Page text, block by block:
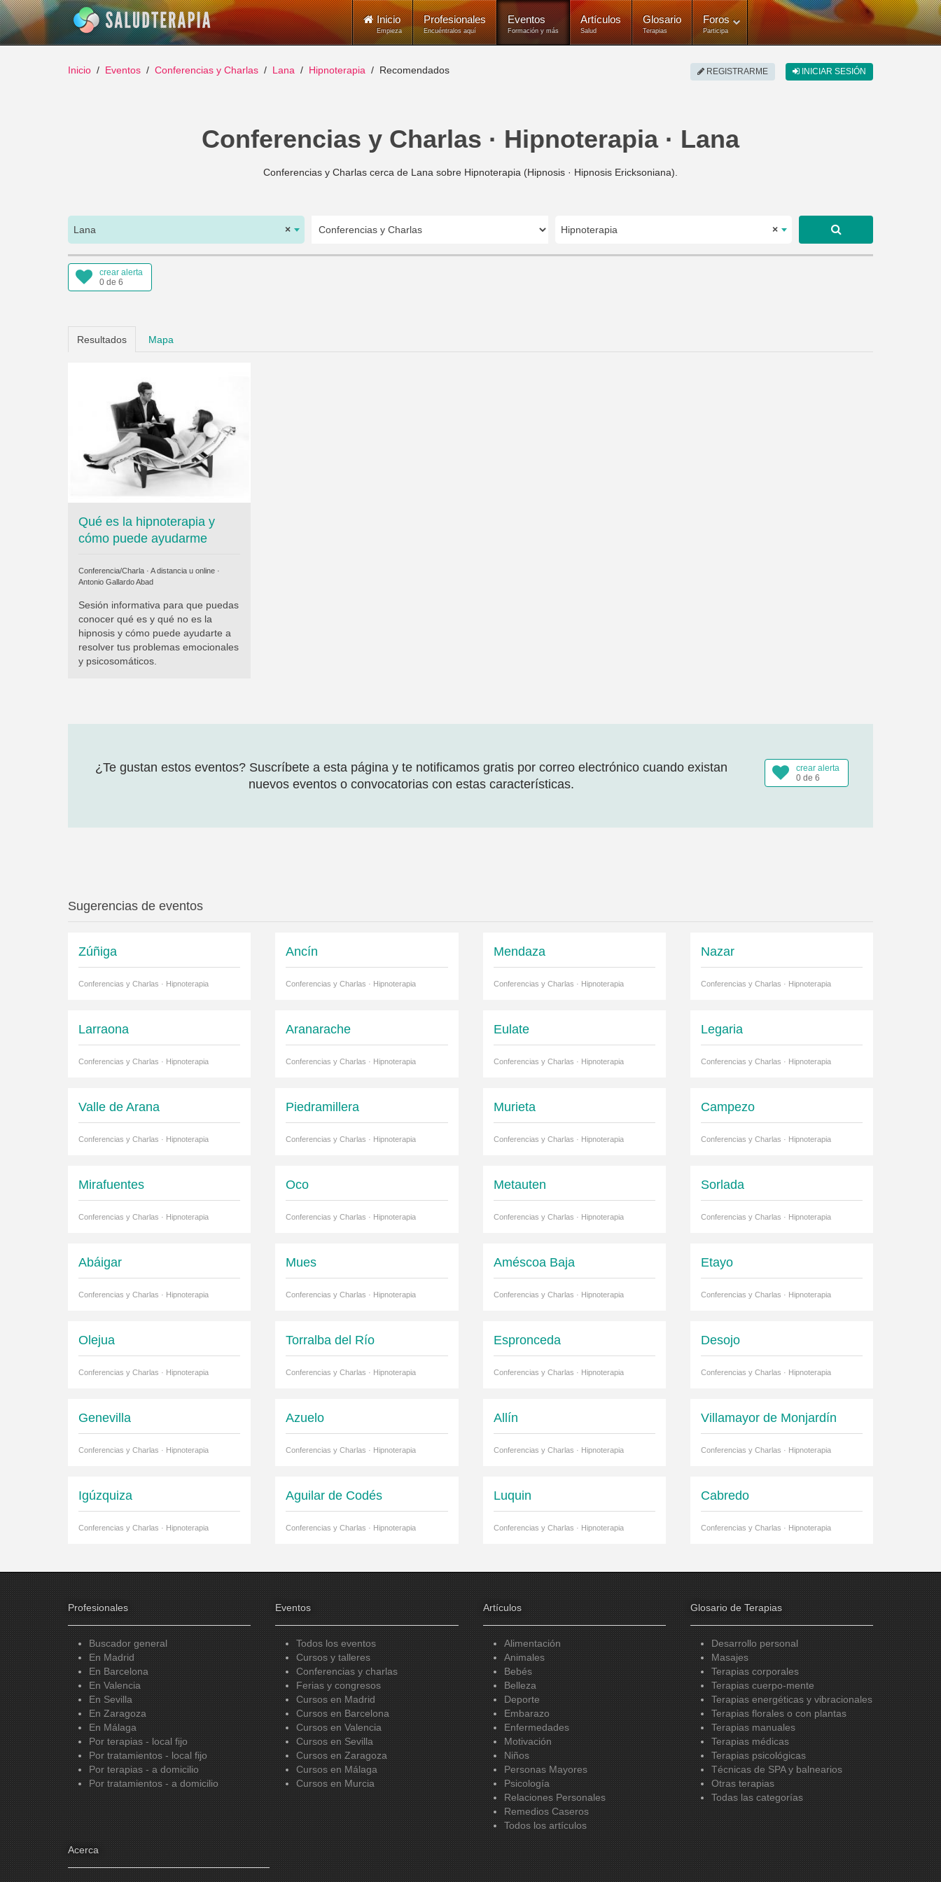
Inicio
Empieza
Profesionales
Encuéntralos aquí
Eventos
Formación y más
Artículos
Salud
Glosario
Terapias
Foros
Participa
REGISTRARME INICIAR SESIÓN
Inicio Eventos Conferencias y Charlas Lana Hipnoterapia Recomendados
Conferencias y Charlas · Hipnoterapia · Lana
Conferencias y Charlas cerca de Lana sobre Hipnoterapia (Hipnosis · Hipnosis Ericksoniana).
×
Lana ×
Hipnoterapia
crear alerta
0 de 6
Resultados Mapa
Qué es la hipnoterapia y
cómo puede ayudarme
Conferencia/Charla · A distancia u online ·
Antonio Gallardo Abad
Sesión informativa para que puedas
conocer qué es y qué no es la
hipnosis y cómo puede ayudarte a
resolver tus problemas emocionales
y psicosomáticos.
crear alerta
0 de 6
¿Te gustan estos eventos? Suscríbete a esta página y te notificamos gratis por correo electrónico cuando existan
nuevos eventos o convocatorias con estas características.
Sugerencias de eventos
Zúñiga
Conferencias y Charlas · Hipnoterapia
Ancín
Conferencias y Charlas · Hipnoterapia
Mendaza
Conferencias y Charlas · Hipnoterapia
Nazar
Conferencias y Charlas · Hipnoterapia
Larraona
Conferencias y Charlas · Hipnoterapia
Aranarache
Conferencias y Charlas · Hipnoterapia
Eulate
Conferencias y Charlas · Hipnoterapia
Legaria
Conferencias y Charlas · Hipnoterapia
Valle de Arana
Conferencias y Charlas · Hipnoterapia
Piedramillera
Conferencias y Charlas · Hipnoterapia
Murieta
Conferencias y Charlas · Hipnoterapia
Campezo
Conferencias y Charlas · Hipnoterapia
Mirafuentes
Conferencias y Charlas · Hipnoterapia
Oco
Conferencias y Charlas · Hipnoterapia
Metauten
Conferencias y Charlas · Hipnoterapia
Sorlada
Conferencias y Charlas · Hipnoterapia
Abáigar
Conferencias y Charlas · Hipnoterapia
Mues
Conferencias y Charlas · Hipnoterapia
Améscoa Baja
Conferencias y Charlas · Hipnoterapia
Etayo
Conferencias y Charlas · Hipnoterapia
Olejua
Conferencias y Charlas · Hipnoterapia
Torralba del Río
Conferencias y Charlas · Hipnoterapia
Espronceda
Conferencias y Charlas · Hipnoterapia
Desojo
Conferencias y Charlas · Hipnoterapia
Genevilla
Conferencias y Charlas · Hipnoterapia
Azuelo
Conferencias y Charlas · Hipnoterapia
Allín
Conferencias y Charlas · Hipnoterapia
Villamayor de Monjardín
Conferencias y Charlas · Hipnoterapia
Igúzquiza
Conferencias y Charlas · Hipnoterapia
Aguilar de Codés
Conferencias y Charlas · Hipnoterapia
Luquin
Conferencias y Charlas · Hipnoterapia
Cabredo
Conferencias y Charlas · Hipnoterapia
Profesionales
Buscador general
En Madrid
En Barcelona
En Valencia
En Sevilla
En Zaragoza
En Málaga
Por terapias - local fijo
Por tratamientos - local fijo
Por terapias - a domicilio
Por tratamientos - a domicilio
Eventos
Todos los eventos
Cursos y talleres
Conferencias y charlas
Ferias y congresos
Cursos en Madrid
Cursos en Barcelona
Cursos en Valencia
Cursos en Sevilla
Cursos en Zaragoza
Cursos en Málaga
Cursos en Murcia
Artículos
Alimentación
Animales
Bebés
Belleza
Deporte
Embarazo
Enfermedades
Motivación
Niños
Personas Mayores
Psicología
Relaciones Personales
Remedios Caseros
Todos los artículos
Glosario de Terapias
Desarrollo personal
Masajes
Terapias corporales
Terapias cuerpo-mente
Terapias energéticas y vibracionales
Terapias florales o con plantas
Terapias manuales
Terapias médicas
Terapias psicológicas
Técnicas de SPA y balnearios
Otras terapias
Todas las categorías
Acerca